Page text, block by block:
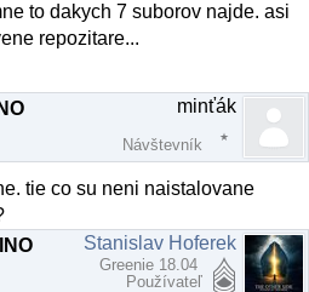
to dakych 7 suborov najde. asi
repozitare...
minťák
Návštevník
tie co su neni naistalovane
Stanislav Hoferek
Greenie 18.04
Používateľ